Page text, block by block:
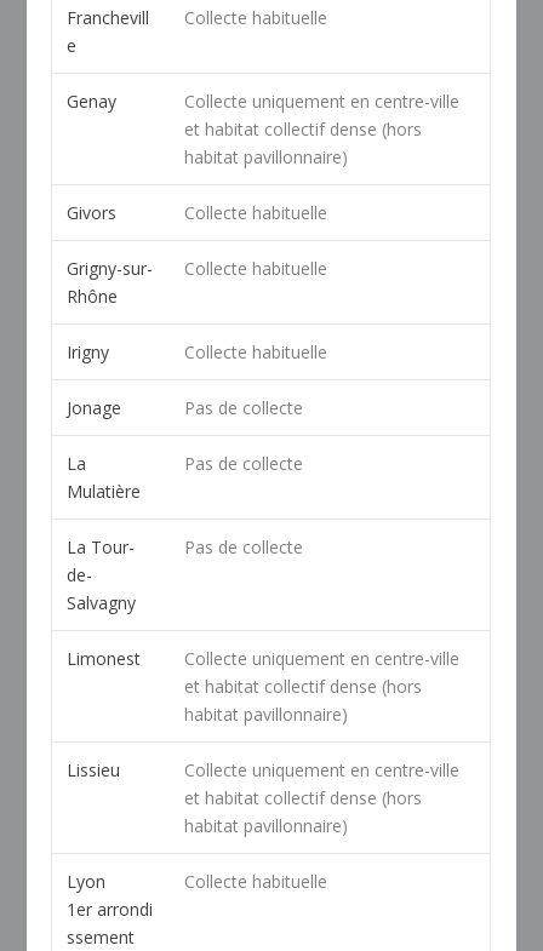
Franchevill
e
Collecte habituelle
Genay
Collecte uniquement en centre-ville
et habitat collectif dense (hors
habitat pavillonnaire)
Givors Collecte habituelle
Grigny-sur-
Rhône
Collecte habituelle
Irigny Collecte habituelle
Jonage Pas de collecte
La
Mulatière
Pas de collecte
La Tour-
de-
Salvagny
Pas de collecte
Limonest
Collecte uniquement en centre-ville
et habitat collectif dense (hors
habitat pavillonnaire)
Lissieu
Collecte uniquement en centre-ville
et habitat collectif dense (hors
habitat pavillonnaire)
Lyon
1erarrondi
ssement
Collecte habituelle